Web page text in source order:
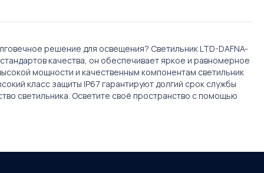
решение для освещения? Светильник LTD-DAFNA-
качества, он обеспечивает яркое и равномерное
мощности и качественным компонентам светильник
класс защиты IP67 гарантируют долгий срок службы
светильника. Осветите своё пространство с помощью